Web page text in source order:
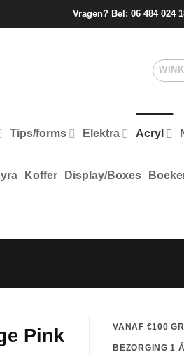
Vragen? Bel: 06 484 024
Tips/forms Elektra Acryl
Koffer Display/Boxes
Pink
VANAF €100
BEZORGING 1